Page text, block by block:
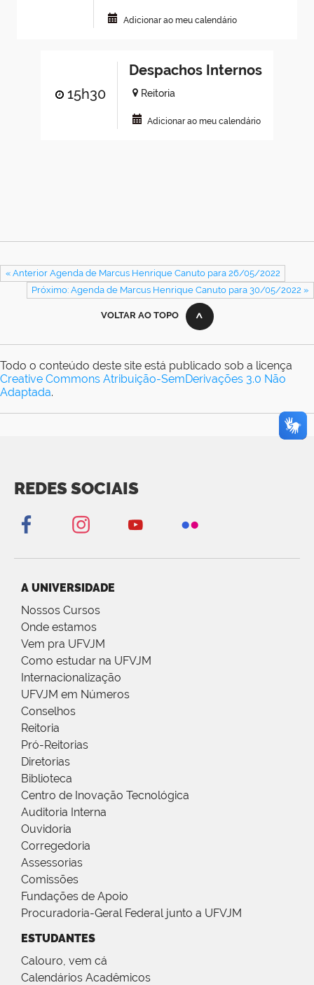
Adicionar ao meu calendário
15h30
Despachos Internos
Reitoria
Adicionar ao meu calendário
« Anterior Agenda de Marcus Henrique Canuto para 26/05/2022
Próximo: Agenda de Marcus Henrique Canuto para 30/05/2022 »
VOLTAR AO TOPO
Todo o conteúdo deste site está publicado sob a licença
Creative Commons Atribuição-SemDerivações 3.0 Não
Adaptada.
REDES SOCIAIS
A UNIVERSIDADE
Nossos Cursos
Onde estamos
Vem pra UFVJM
Como estudar na UFVJM
Internacionalização
UFVJM em Números
Conselhos
Reitoria
Pró-Reitorias
Diretorias
Biblioteca
Centro de Inovação Tecnológica
Auditoria Interna
Ouvidoria
Corregedoria
Assessorias
Comissões
Fundações de Apoio
Procuradoria-Geral Federal junto a UFVJM
ESTUDANTES
Calouro, vem cá
Calendários Acadêmicos